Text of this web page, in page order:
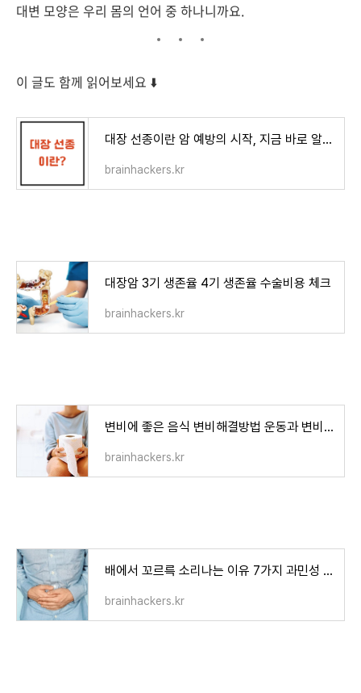
대변 모양은 우리 몸의 언어 중 하나니까요.
이 글도 함께 읽어보세요 ⬇️
대장 선종이란 암 예방의 시작, 지금 바로 알아야 할 이유
brainhackers.kr
대장암 3기 생존율 4기 생존율 수술비용 체크
brainhackers.kr
변비에 좋은 음식 변비해결방법 운동과 변비약 추천
brainhackers.kr
배에서 꼬르륵 소리나는 이유 7가지 과민성 대장증후군일까?
brainhackers.kr